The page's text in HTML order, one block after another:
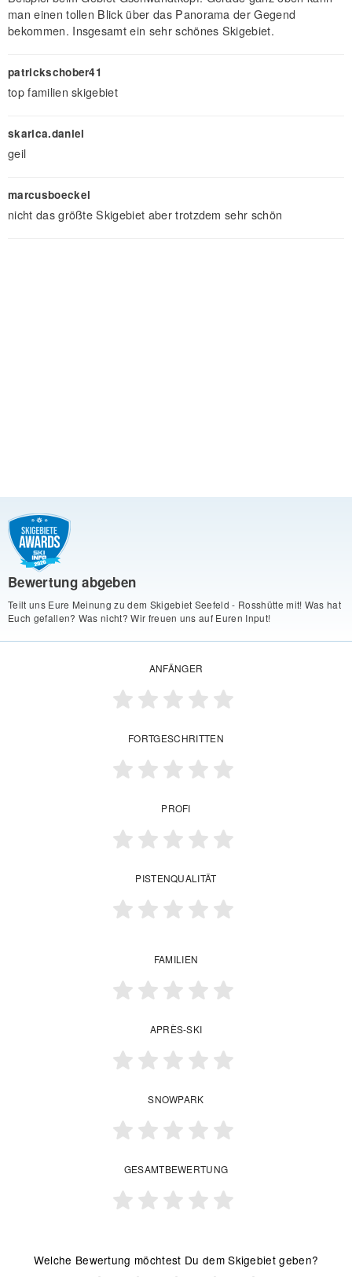
man einen tollen Blick über das Panorama der Gegend
bekommen. Insgesamt ein sehr schönes Skigebiet.
patrickschober41
top familien skigebiet
skarica.daniel
geil
marcusboeckel
nicht das größte Skigebiet aber trotzdem sehr schön
Bewertung abgeben
Teilt uns Eure Meinung zu dem Skigebiet Seefeld - Rosshütte mit! Was hat
Euch gefallen? Was nicht? Wir freuen uns auf Euren Input!
ANFÄNGER
FORTGESCHRITTEN
PROFI
PISTENQUALITÄT
FAMILIEN
APRÈS-SKI
SNOWPARK
GESAMTBEWERTUNG
Welche Bewertung möchtest Du dem Skigebiet geben?